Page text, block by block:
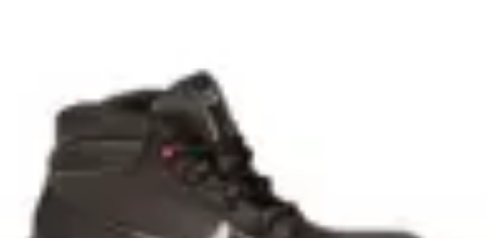
Urgencia Alarma